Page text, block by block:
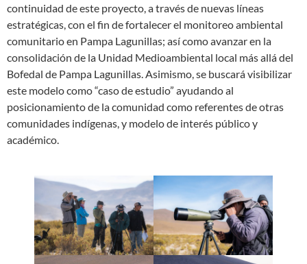
continuidad de este proyecto, a través de nuevas líneas
estratégicas, con el fin de fortalecer el monitoreo ambiental
comunitario en Pampa Lagunillas; así como avanzar en la
consolidación de la Unidad Medioambiental local más allá del
Bofedal de Pampa Lagunillas. Asimismo, se buscará visibilizar
este modelo como “caso de estudio” ayudando al
posicionamiento de la comunidad como referentes de otras
comunidades indígenas, y modelo de interés público y
académico.